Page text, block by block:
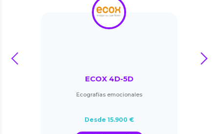
ECOX 4D-5D
Ecografías emocionales
Desde 15.900 €
prev next